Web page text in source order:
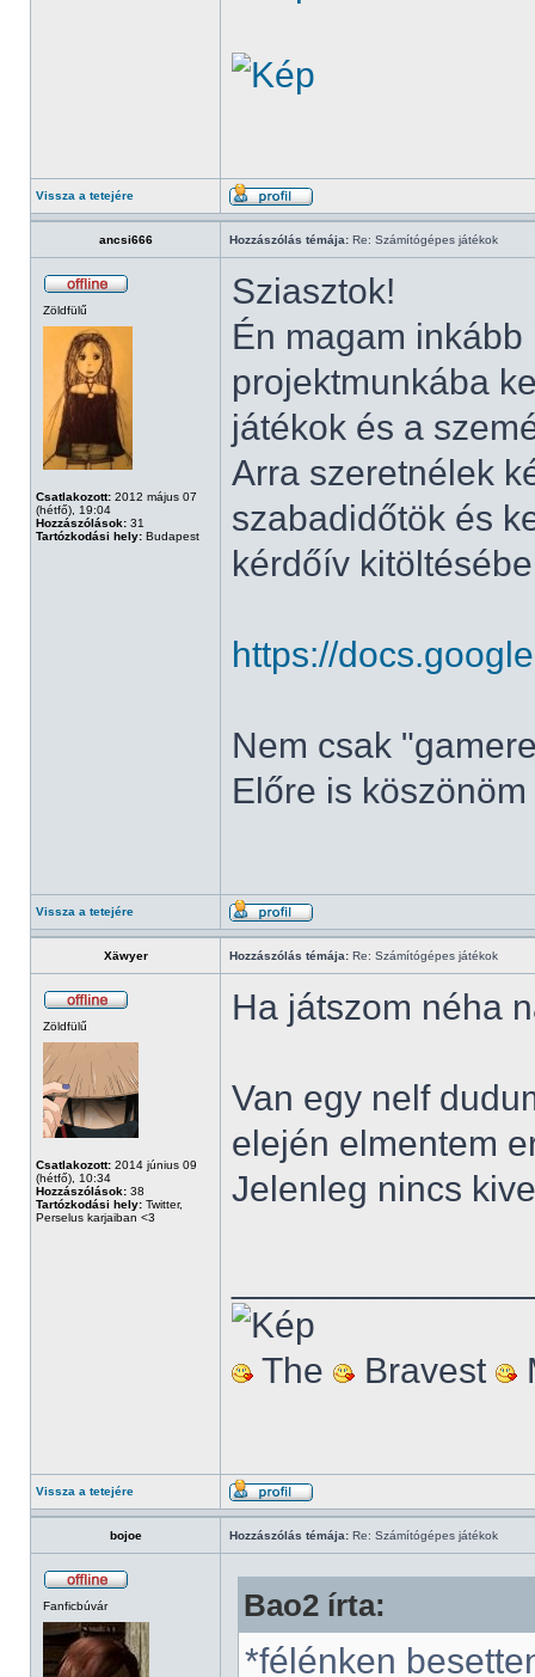
Vissza a tetejére
ancsi666 Hozzászólás témája: Re: Számítógépes játékok
Zöldfülű
Csatlakozott: 2012 május 07
(hétfő), 19:04
Hozzászólások: 31
Tartózkodási hely: Budapest
Sziasztok!
Én magam
projektmunkába
játékok és a
Arra szeretnélek
szabadidőtök és
kérdőív
https://
Nem csak
Előre is
Vissza a tetejére
Xäwyer Hozzászólás témája: Re: Számítógépes játékok
Zöldfülű
Csatlakozott: 2014 június 09
(hétfő), 10:34
Hozzászólások: 38
Tartózkodási hely: Twitter,
Perselus karjaiban <3
Ha játszom néha
Van egy nelf
elején elmentem
Jelenleg nincs
The Bravest
Vissza a tetejére
bojoe Hozzászólás témája: Re: Számítógépes játékok
Fanficbúvár Bao2 írta:
*félénken